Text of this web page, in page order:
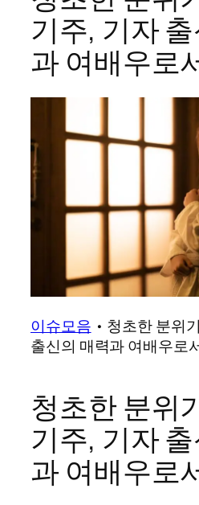
기주, 기자
과 여배우로
이슈모음 • 청초한 분위
출신의 매력과 여배우로
청초한 분위
기주, 기자
과 여배우로